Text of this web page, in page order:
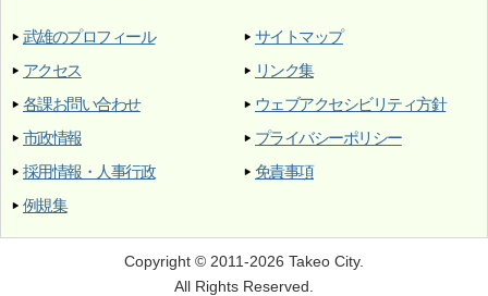
武雄のプロフィール
アクセス
各課お問い合わせ
市政情報
採用情報・人事行政
例規集
サイトマップ
リンク集
ウェブアクセシビリティ方針
プライバシーポリシー
免責事項
Copyright © 2011-2026 Takeo City.
All Rights Reserved.